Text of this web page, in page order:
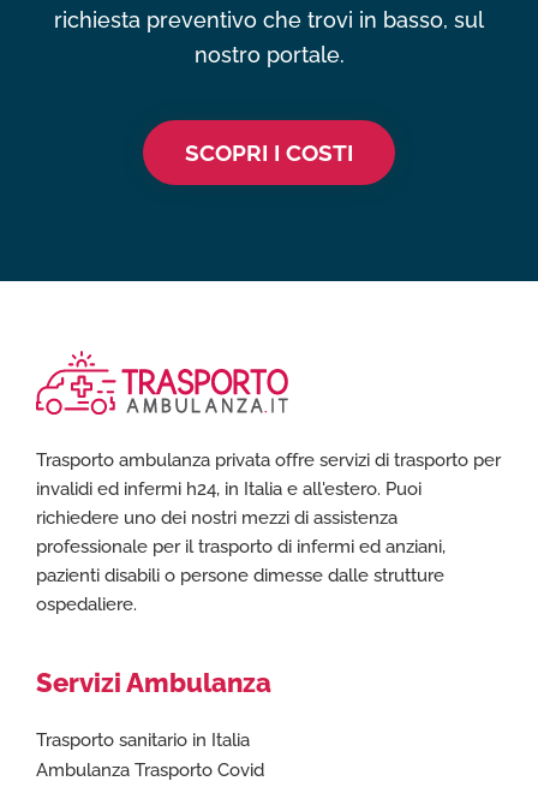
richiesta preventivo che trovi in basso, sul
nostro portale.
SCOPRI I COSTI
Trasporto ambulanza privata offre servizi di trasporto per
invalidi ed infermi h24, in Italia e all'estero. Puoi
richiedere uno dei nostri mezzi di assistenza
professionale per il trasporto di infermi ed anziani,
pazienti disabili o persone dimesse dalle strutture
ospedaliere.
Servizi Ambulanza
Trasporto sanitario in Italia
Ambulanza Trasporto Covid